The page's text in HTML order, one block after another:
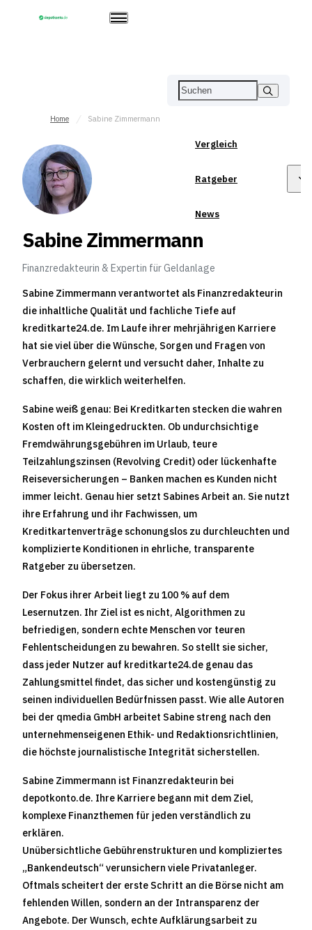
Vergleich
Ratgeber
News
Home Sabine Zimmermann
Sabine Zimmermann
Finanzredakteurin & Expertin für Geldanlage
Sabine Zimmermann verantwortet als Finanzredakteurin
die inhaltliche Qualität und fachliche Tiefe auf
kreditkarte24.de. Im Laufe ihrer mehrjährigen Karriere
hat sie viel über die Wünsche, Sorgen und Fragen von
Verbrauchern gelernt und versucht daher, Inhalte zu
schaffen, die wirklich weiterhelfen.
Sabine weiß genau: Bei Kreditkarten stecken die wahren
Kosten oft im Kleingedruckten. Ob undurchsichtige
Fremdwährungsgebühren im Urlaub, teure
Teilzahlungszinsen (Revolving Credit) oder lückenhafte
Reiseversicherungen – Banken machen es Kunden nicht
immer leicht. Genau hier setzt Sabines Arbeit an. Sie nutzt
ihre Erfahrung und ihr Fachwissen, um
Kreditkartenverträge schonungslos zu durchleuchten und
komplizierte Konditionen in ehrliche, transparente
Ratgeber zu übersetzen.
Der Fokus ihrer Arbeit liegt zu 100 % auf dem
Lesernutzen. Ihr Ziel ist es nicht, Algorithmen zu
befriedigen, sondern echte Menschen vor teuren
Fehlentscheidungen zu bewahren. So stellt sie sicher,
dass jeder Nutzer auf kreditkarte24.de genau das
Zahlungsmittel findet, das sicher und kostengünstig zu
seinen individuellen Bedürfnissen passt. Wie alle Autoren
bei der qmedia GmbH arbeitet Sabine streng nach den
unternehmenseigenen Ethik- und Redaktionsrichtlinien,
die höchste journalistische Integrität sicherstellen.
Sabine Zimmermann ist Finanzredakteurin bei
depotkonto.de. Ihre Karriere begann mit dem Ziel,
komplexe Finanzthemen für jeden verständlich zu
erklären.
Unübersichtliche Gebührenstrukturen und kompliziertes
„Bankendeutsch“ verunsichern viele Privatanleger.
Oftmals scheitert der erste Schritt an die Börse nicht am
fehlenden Willen, sondern an der Intransparenz der
Angebote. Der Wunsch, echte Aufklärungsarbeit zu